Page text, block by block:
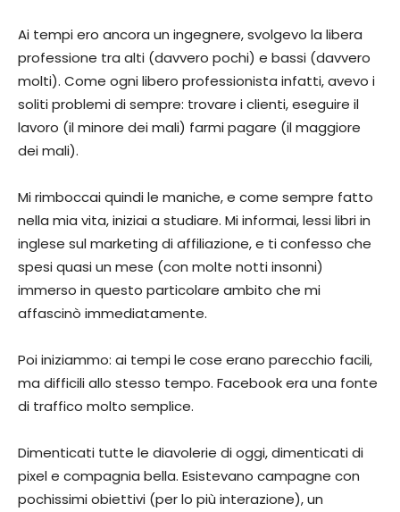
Ai tempi ero ancora un ingegnere, svolgevo la libera
professione tra alti (davvero pochi) e bassi (davvero
molti). Come ogni libero professionista infatti, avevo i
soliti problemi di sempre: trovare i clienti, eseguire il
lavoro (il minore dei mali) farmi pagare (il maggiore
dei mali).
Mi rimboccai quindi le maniche, e come sempre fatto
nella mia vita, iniziai a studiare. Mi informai, lessi libri in
inglese sul marketing di affiliazione, e ti confesso che
spesi quasi un mese (con molte notti insonni)
immerso in questo particolare ambito che mi
affascinò immediatamente.
Poi iniziammo: ai tempi le cose erano parecchio facili,
ma difficili allo stesso tempo. Facebook era una fonte
di traffico molto semplice.
Dimenticati tutte le diavolerie di oggi, dimenticati di
pixel e compagnia bella. Esistevano campagne con
pochissimi obiettivi (per lo più interazione), un